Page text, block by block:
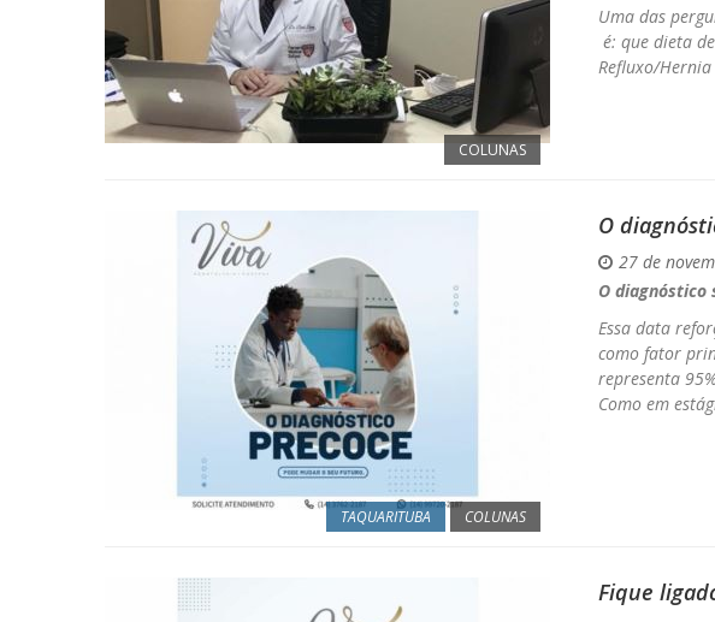
COLUNAS
Uma das
é: que dieta
Refluxo/
TAQUARITUBA COLUNAS
O
27 de
O diagnóstico
Essa data
como fator
representa
Como em
Fique